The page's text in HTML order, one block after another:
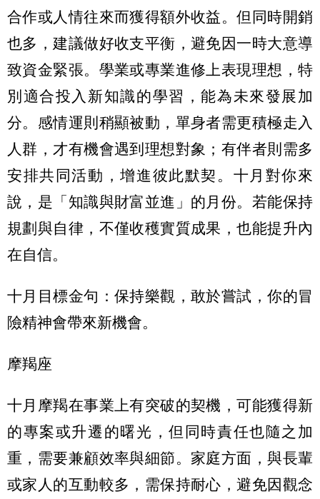
合作或人情往來而獲得額外收益。但同時開銷
也多，建議做好收支平衡，避免因一時大意導
致資金緊張。學業或專業進修上表現理想，特
別適合投入新知識的學習，能為未來發展加
分。感情運則稍顯被動，單身者需更積極走入
人群，才有機會遇到理想對象；有伴者則需多
安排共同活動，增進彼此默契。十月對你來
說，是「知識與財富並進」的月份。若能保持
規劃與自律，不僅收穫實質成果，也能提升內
在自信。
十月目標金句：保持樂觀，敢於嘗試，你的冒
險精神會帶來新機會。
摩羯座
十月摩羯在事業上有突破的契機，可能獲得新
的專案或升遷的曙光，但同時責任也隨之加
重，需要兼顧效率與細節。家庭方面，與長輩
或家人的互動較多，需保持耐心，避免因觀念